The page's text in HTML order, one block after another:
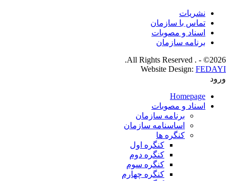
نشریات
تماس با سازمان
اسناد و مصوبات
برنامه سازمان
2026© - . All Rights Reserved.
Website Design: FEDAYI
ورود
Homepage
اسناد و مصوبات
برنامه سازمان
اساسنامه سازمان
کنگره ها
کنگره اول
کنگره دوم
کنگره سوم
کنگره چهارم